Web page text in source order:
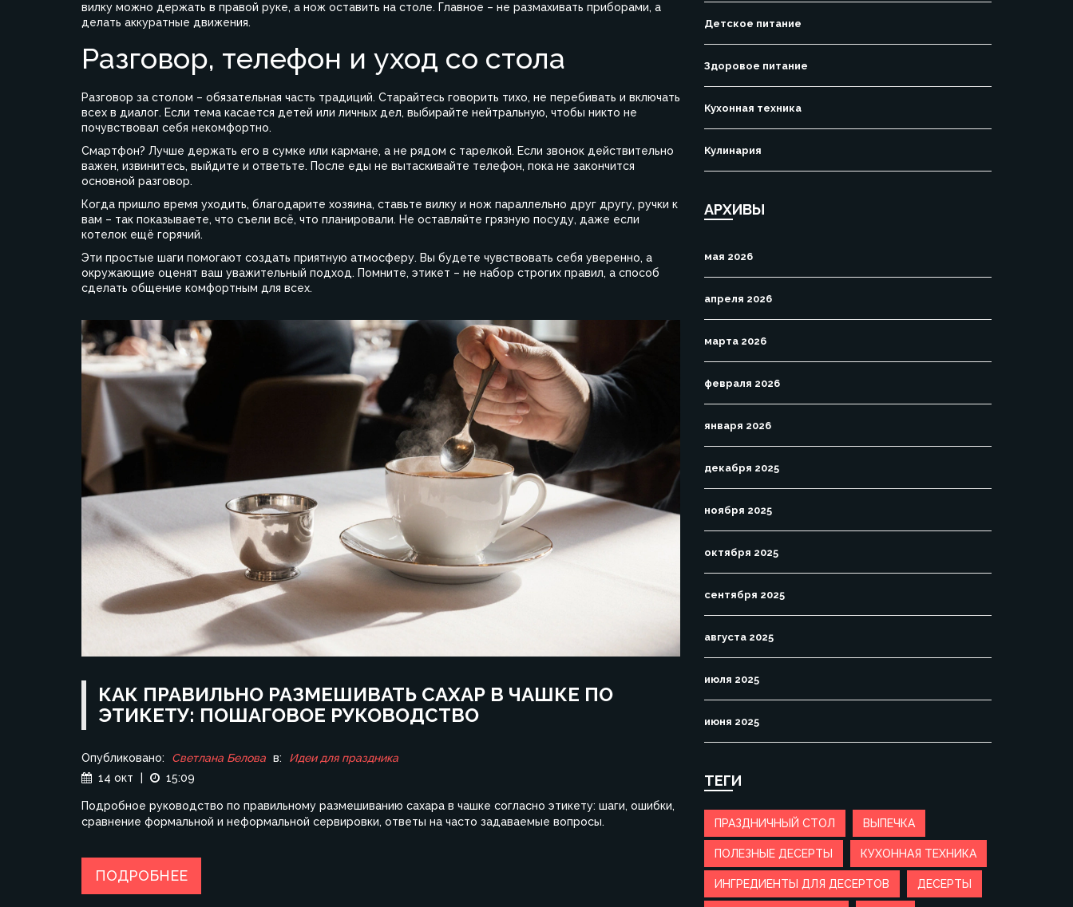
вилку можно держать в правой руке, а нож оставить на столе. Главное – не размахивать приборами, а
делать аккуратные движения.
Разговор, телефон и уход со стола
Разговор за столом – обязательная часть традиций. Старайтесь говорить тихо, не перебивать и включать
всех в диалог. Если тема касается детей или личных дел, выбирайте нейтральную, чтобы никто не
почувствовал себя некомфортно.
Смартфон? Лучше держать его в сумке или кармане, а не рядом с тарелкой. Если звонок действительно
важен, извинитесь, выйдите и ответьте. После еды не вытаскивайте телефон, пока не закончится
основной разговор.
Когда пришло время уходить, благодарите хозяина, ставьте вилку и нож параллельно друг другу, ручки к
вам – так показываете, что съели всё, что планировали. Не оставляйте грязную посуду, даже если
котелок ещё горячий.
Эти простые шаги помогают создать приятную атмосферу. Вы будете чувствовать себя уверенно, а
окружающие оценят ваш уважительный подход. Помните, этикет – не набор строгих правил, а способ
сделать общение комфортным для всех.
КАК ПРАВИЛЬНО РАЗМЕШИВАТЬ САХАР В ЧАШКЕ ПО
ЭТИКЕТУ: ПОШАГОВОЕ РУКОВОДСТВО
Опубликовано: Светлана Белова в:
Идеи для праздника
14 окт
15:09
Подробное руководство по правильному размешиванию сахара в чашке согласно этикету: шаги, ошибки,
сравнение формальной и неформальной сервировки, ответы на часто задаваемые вопросы.
ПОДРОБНЕЕ
Детское питание
Здоровое питание
Кухонная техника
Кулинария
АРХИВЫ
мая 2026
апреля 2026
марта 2026
февраля 2026
января 2026
декабря 2025
ноября 2025
октября 2025
сентября 2025
августа 2025
июля 2025
июня 2025
ТЕГИ
ПРАЗДНИЧНЫЙ СТОЛ ВЫПЕЧКА
ПОЛЕЗНЫЕ ДЕСЕРТЫ КУХОННАЯ ТЕХНИКА
ИНГРЕДИЕНТЫ ДЛЯ ДЕСЕРТОВ ДЕСЕРТЫ